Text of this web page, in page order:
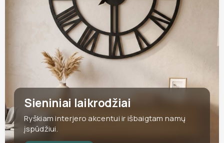
Sieniniai laikrodžiai
Ryškiam interjero akcentui ir išbaigtam namų
įspūdžiui.